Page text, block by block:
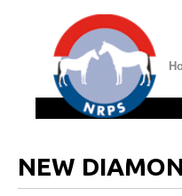
Over NRPS
NEW